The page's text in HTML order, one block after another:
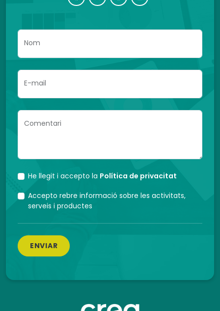
Nom
E-mail
Comentari
He llegit i accepto la Política de privacitat
Accepto rebre informació sobre les activitats,
serveis i productes
ENVIAR